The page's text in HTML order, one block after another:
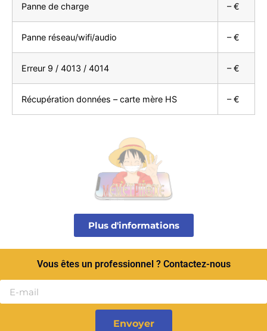
Panne de charge – €
Panne réseau/wifi/audio – €
Erreur 9 / 4013 / 4014 – €
Récupération données – carte mère HS – €
Plus d'informations
Vous êtes un professionnel ? Contactez-nous
Envoyer